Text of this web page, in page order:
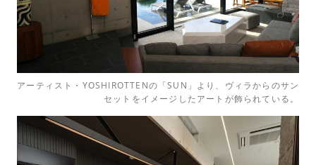
アーティスト・YOSHIROTTENの「SUN」より、ヴィラからのサン
セットをイメージしたアートが飾られている。